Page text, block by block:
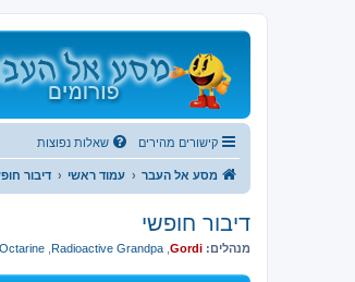
קישורים מהירים שאלות נפוצות
מסע אל העבר עמוד ראשי דיבור
דיבור חופשי
מנהלים: Gordi
Radioactive Grandpa
Octarine